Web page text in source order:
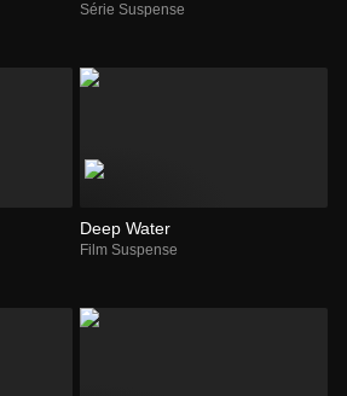
Série Suspense
Deep Water
Film Suspense